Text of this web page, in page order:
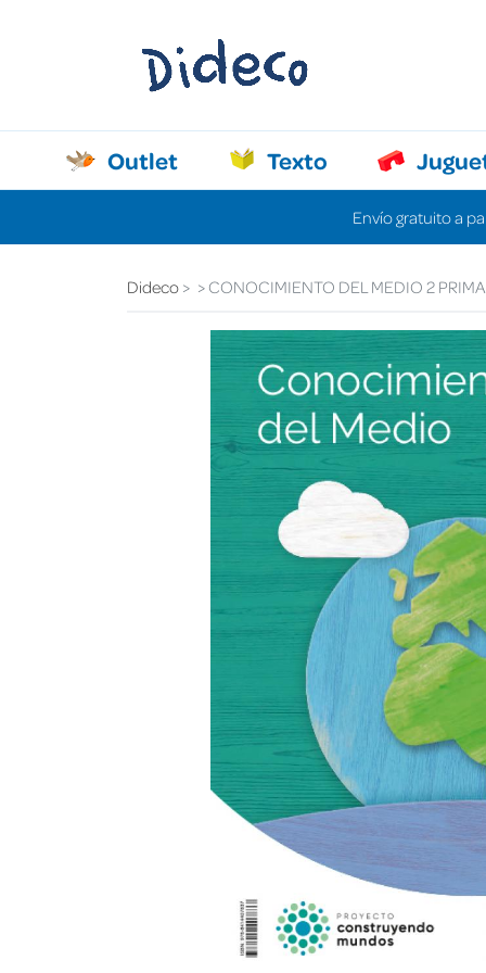
Outlet Texto
Envío gratuito a
Dideco CONOCIMIENTO DEL MEDIO 2